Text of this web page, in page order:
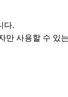
다.
만 사용할 수 있